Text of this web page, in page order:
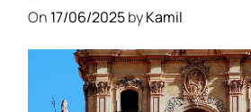
On 17/06/2025byKamil